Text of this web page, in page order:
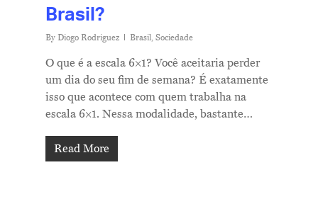
Brasil?
By Diogo Rodriguez Brasil Sociedade
O que é a escala 6×1? Você aceitaria perder
um dia do seu fim de semana? É exatamente
isso que acontece com quem trabalha na
escala 6×1. Nessa modalidade, bastante…
Read More